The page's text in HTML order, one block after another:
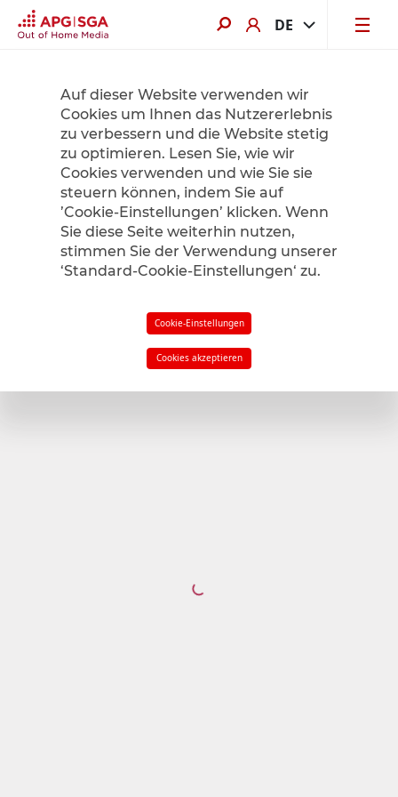
DE
Product Finder
Radius
Auf dieser Website verwenden wir
Cookies um Ihnen das Nutzererlebnis
zu verbessern und die Website stetig
zu optimieren. Lesen Sie, wie wir
Cookies verwenden und wie Sie sie
steuern können, indem Sie auf
’Cookie-Einstellungen’ klicken. Wenn
Sie diese Seite weiterhin nutzen,
stimmen Sie der Verwendung unserer
‘Standard-Cookie-Einstellungen‘ zu.
Cookie-Einstellungen
Cookies akzeptieren